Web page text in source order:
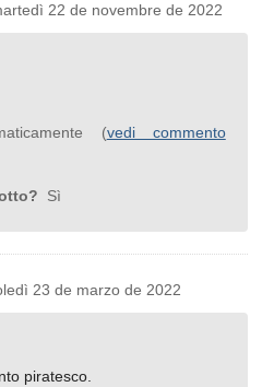
22 de novembre de 2022
(vedi commento
Sì
23 de marzo de 2022
piratesco.